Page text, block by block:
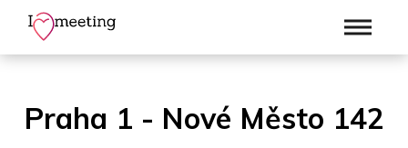
Praha 1 - Nové Město 142